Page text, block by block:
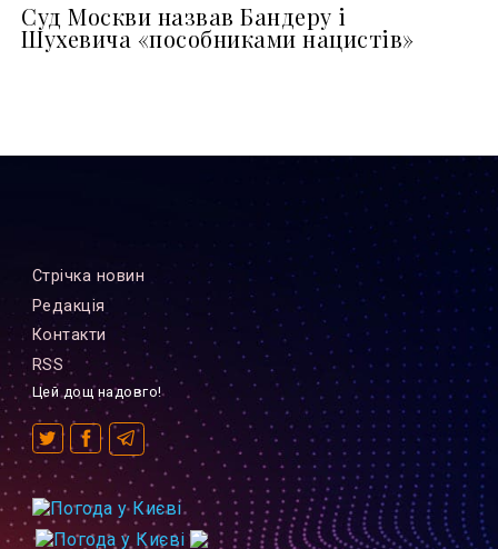
Суд Москви назвав Бандеру і
Шухевича «пособниками нацистів»
Стрiчка новин
Редакцiя
Контакти
RSS
Цей дощ надовго!